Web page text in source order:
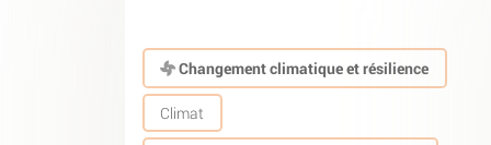
Changement climatique et résilience
Climat